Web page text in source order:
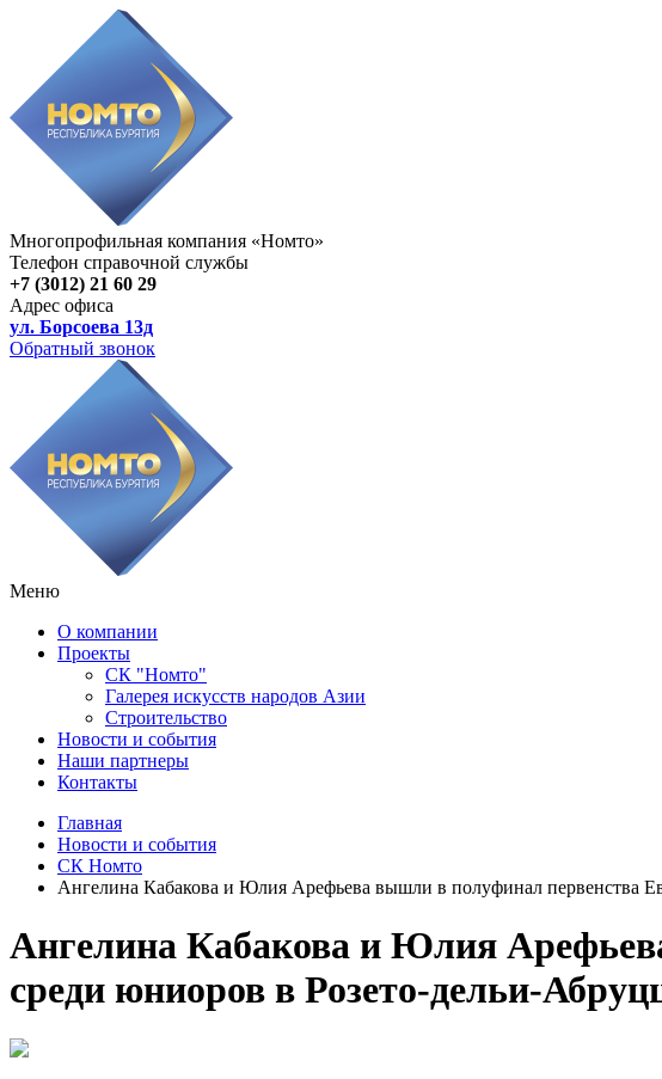
Многопрофильная компания «Номто»
Телефон справочной службы
+7 (3012) 21 60 29
Адрес офиса
ул. Борсоева 13д
Обратный звонок
Меню
О компании
Проекты
СК "Номто"
Галерея искусств народов Азии
Строительство
Новости и события
Наши партнеры
Контакты
Главная
Новости и события
СК Номто
Ангелина Кабакова и Юлия Арефьева вышли в полуфинал первенства
Ангелина Кабакова и Юлия
среди юниоров в Розето-дельи-